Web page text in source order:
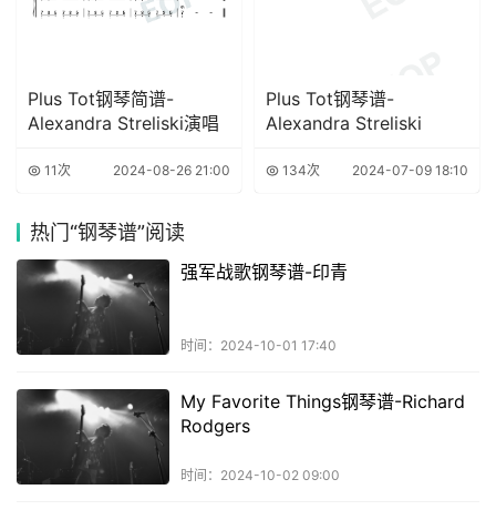
Plus Tot钢琴简谱-
Alexandra Streliski演唱
11次 2024-08-26 21:00
Plus Tot钢琴谱-
Alexandra Streliski
134次 2024-07-09 18:10
热门“钢琴谱”阅读
强军战歌钢琴谱-印青
时间：2024-10-01 17:40
My Favorite Things钢琴谱-Richard
Rodgers
时间：2024-10-02 09:00